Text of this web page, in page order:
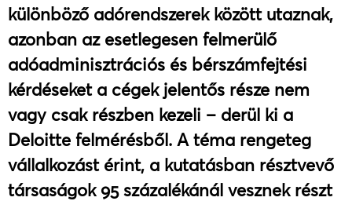
különböző adórendszerek között utaznak,
azonban az esetlegesen felmerülő
adóadminisztrációs és bérszámfejtési
kérdéseket a cégek jelentős része nem
vagy csak részben kezeli – derül ki a
Deloitte felmérésből. A téma rengeteg
vállalkozást érint, a kutatásban résztvevő
társaságok 95 százalékánál vesznek részt